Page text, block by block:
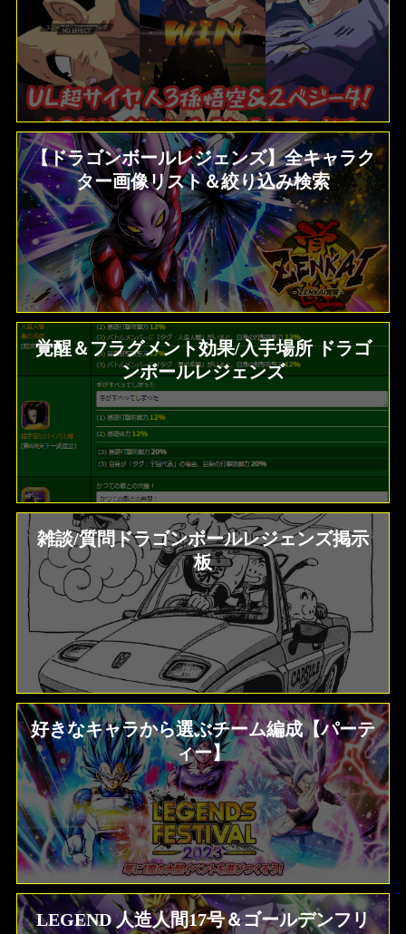
【ドラゴンボールレジェンズ】全キャラク
ター画像リスト＆絞り込み検索
覚醒＆フラグメント効果/入手場所 ドラゴ
ンボールレジェンズ
雑談/質問ドラゴンボールレジェンズ掲示
板
好きなキャラから選ぶチーム編成【パーテ
ィー】
LEGEND 人造人間17号＆ゴールデンフリ